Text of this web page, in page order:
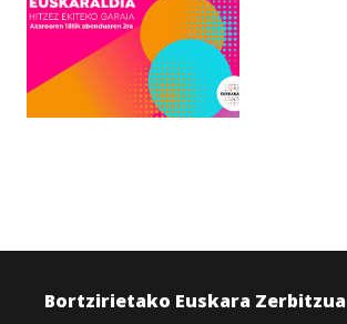
Bortzirietako Euskara Zerbitzua